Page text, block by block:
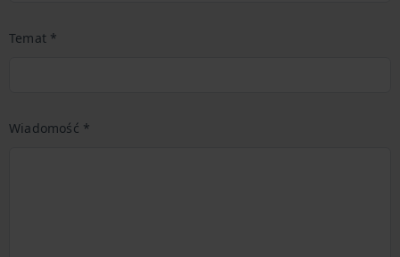
Temat *
Wiadomość *